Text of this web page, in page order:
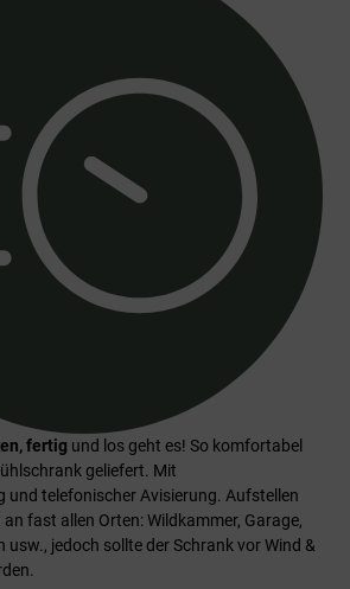
fertig und los geht es! So komfortabel
geliefert. Mit
und telefonischer Avisierung. Aufstellen
fast allen Orten: Wildkammer, Garage,
usw., jedoch sollte der Schrank vor Wind &